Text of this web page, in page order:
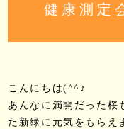
健康測定
こんにちは(^^♪
あんなに満開だった桜
た新緑に元気をもらえ